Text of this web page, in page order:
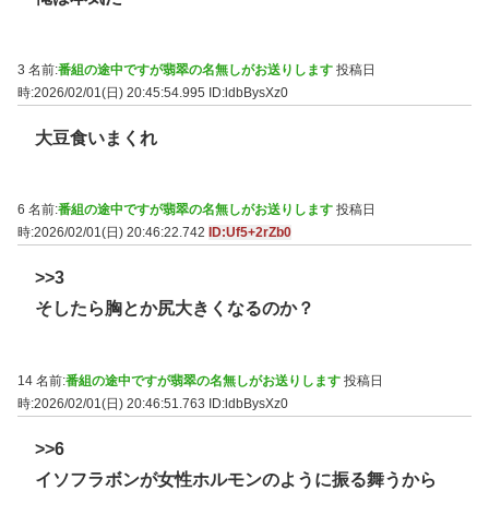
3 名前:番組の途中ですが翡翠の名無しがお送りします 投稿日
時:2026/02/01(日) 20:45:54.995 ID:ldbBysXz0
大豆食いまくれ
6 名前:番組の途中ですが翡翠の名無しがお送りします 投稿日
時:2026/02/01(日) 20:46:22.742
ID:Uf5+2rZb0
>>3
そしたら胸とか尻大きくなるのか？
14 名前:番組の途中ですが翡翠の名無しがお送りします 投稿日
時:2026/02/01(日) 20:46:51.763 ID:ldbBysXz0
>>6
イソフラボンが女性ホルモンのように振る舞うから